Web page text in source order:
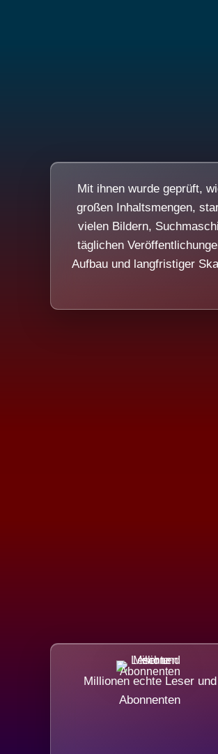
Mit ihnen wurde geprüft,
großen Inhaltsmengen,
vielen Bildern,
täglichen
Aufbau und langfristiger
Millionen echte Leser und
Abonnenten